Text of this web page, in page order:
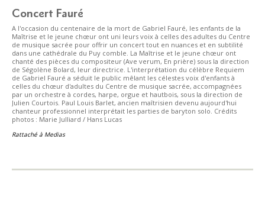
Concert Fauré
A l'occasion du centenaire de la mort de Gabriel Fauré, les enfants de la
Maîtrise et le jeune chœur ont uni leurs voix à celles des adultes du Centre
de musique sacrée pour offrir un concert tout en nuances et en subtilité
dans une cathédrale du Puy comble. La Maîtrise et le jeune chœur ont
chanté des pièces du compositeur (Ave verum, En prière) sous la direction
de Ségolène Bolard, leur directrice. L'interprétation du célèbre Requiem
de Gabriel Fauré a séduit le public mêlant les célestes voix d'enfants à
celles du chœur d'adultes du Centre de musique sacrée, accompagnées
par un orchestre à cordes, harpe, orgue et hautbois, sous la direction de
Julien Courtois. Paul Louis Barlet, ancien maîtrisien devenu aujourd'hui
chanteur professionnel interprétait les parties de baryton solo. Crédits
photos : Marie Julliard / Hans Lucas
Rattaché à Medias